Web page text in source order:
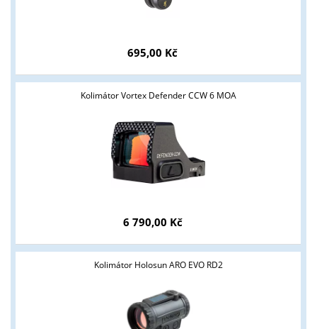
695,00 Kč
Kolimátor Vortex Defender CCW 6 MOA
6 790,00 Kč
Kolimátor Holosun ARO EVO RD2